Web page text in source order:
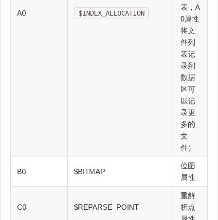
A0 $INDEX_ALLOCATION
表，A
0属性
将文
件列
表记
录到
数据
区可
以记
录更
多的
文
件）
B0 $BITMAP
位图
属性
C0 $REPARSE_POINT
重解
析点